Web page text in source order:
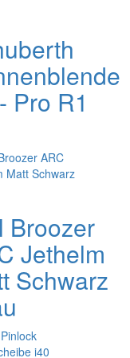
Pro R1
Broozer
Jethelm
Schwarz